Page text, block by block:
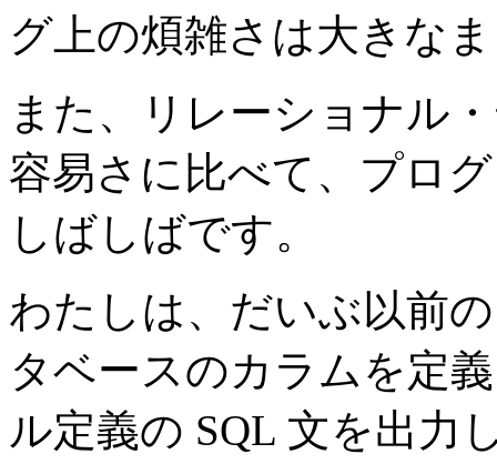
グ上の煩雑さは大きな
また、リレーショナル
容易さに比べて、プロ
しばしばです。
わたしは、だいぶ以前
タベースのカラムを定
ル定義の SQL 文を出力